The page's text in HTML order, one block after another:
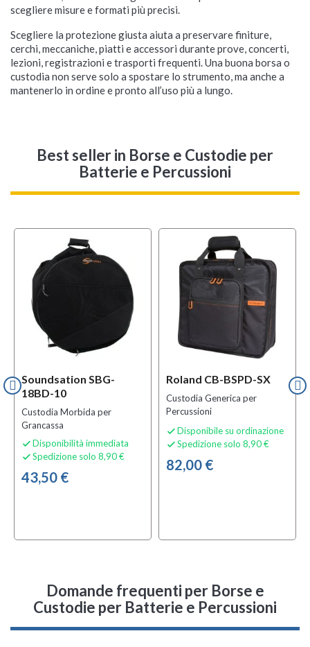
scegliere misure e formati più precisi.
Scegliere la protezione giusta aiuta a preservare finiture,
cerchi, meccaniche, piatti e accessori durante prove, concerti,
lezioni, registrazioni e trasporti frequenti. Una buona borsa o
custodia non serve solo a spostare lo strumento, ma anche a
mantenerlo in ordine e pronto all’uso più a lungo.
Best sellerin Borse e Custodie per
Batterie e Percussioni
Soundsation SBG-
18BD-10
Custodia Morbida per
Grancassa
 Disponibilità immediata
 Spedizione solo 8,90 €
43,50 €
Roland CB-BSPD-SX
Custodia Generica per
Percussioni
 Disponibile su ordinazione
 Spedizione solo 8,90 €
82,00 €
Domande frequenti per Borse e
Custodie per Batterie e Percussioni